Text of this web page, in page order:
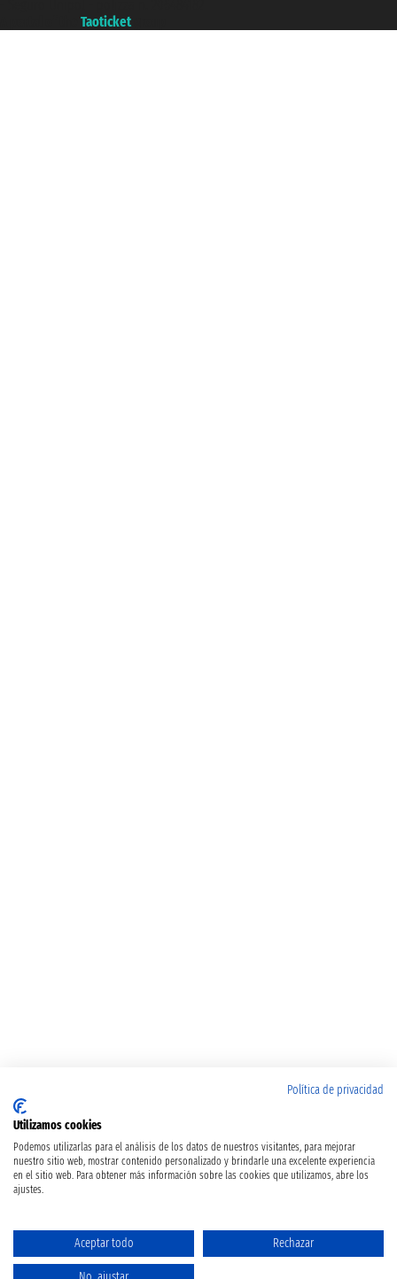
Taoticket
Política de privacidad
Utilizamos cookies
Podemos utilizarlas para el análisis de los datos de nuestros visitantes, para mejorar
nuestro sitio web, mostrar contenido personalizado y brindarle una excelente experiencia
en el sitio web. Para obtener más información sobre las cookies que utilizamos, abre los
ajustes.
Aceptar todo Rechazar